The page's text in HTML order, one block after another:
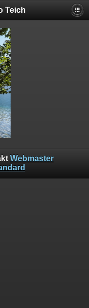
Teich
Webmaster